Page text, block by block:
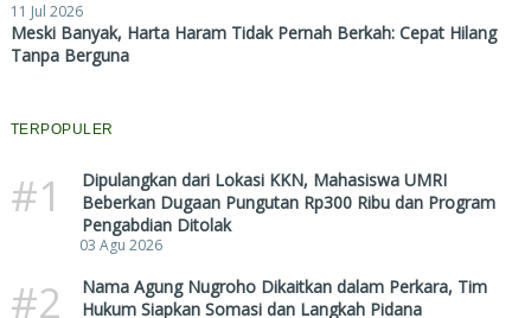
11 Jul 2026
Meski Banyak, Harta Haram Tidak Pernah Berkah: Cepat Hilang
Tanpa Berguna
TERPOPULER
#1
Dipulangkan dari Lokasi KKN, Mahasiswa UMRI
Beberkan Dugaan Pungutan Rp300 Ribu dan Program
Pengabdian Ditolak
03 Agu 2026
#2
Nama Agung Nugroho Dikaitkan dalam Perkara, Tim
Hukum Siapkan Somasi dan Langkah Pidana